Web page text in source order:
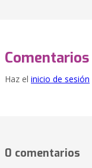
Comentarios
Haz el inicio de sesión
0 comentarios